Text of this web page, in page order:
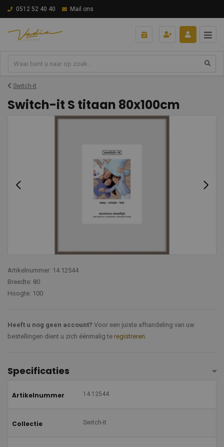
0512 52 40 40 Mail ons
Switch-it
Switch-it S titaan 80x100cm
Artikelnummer: 14.12544
Breedte: 80
Hoogte: 100
Heeft u nog geen account? Voor een juiste afhandeling van uw
bestellingen dient u zich éénmalig te registreren.
Specificaties
Artikelnummer 14.12544
Collectie Switch-It